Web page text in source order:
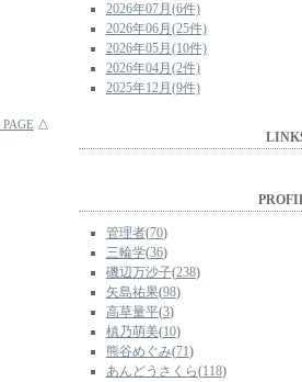
PAGE △
2026年07月(6件)
2026年06月(25件)
2026年05月(10件)
2026年04月(2件)
2025年12月(9件)
管理者(70)
三輪学(36)
磯辺万沙子(238)
矢島祐果(98)
高草量平(3)
槙乃萌美(10)
熊谷めぐみ(71)
あんどうさくら(118)